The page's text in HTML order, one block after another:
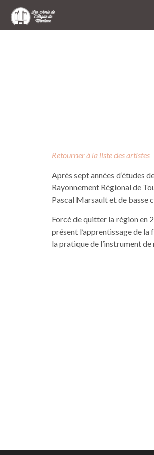
Retourner à la liste des artistes
Après sept années d’études
Rayonnement Régional de
Pascal Marsault et de basse
Forcé de quitter la région en
présent l’apprentissage de la
la pratique de l’instrument